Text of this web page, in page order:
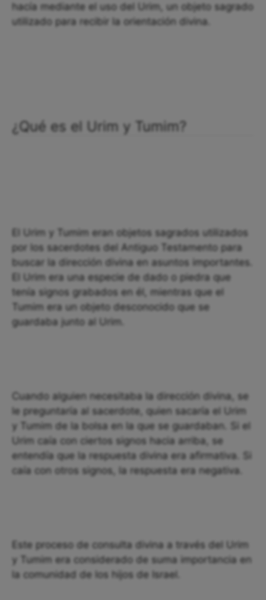
hacía mediante el uso del Urim, un objeto sagrado
utilizado para recibir la orientación divina.
¿Qué es el Urim y Tumim?
El Urim y Tumim eran objetos sagrados utilizados
por los sacerdotes del Antiguo Testamento para
buscar la dirección divina en asuntos importantes.
El Urim era una especie de dado o piedra que
tenía signos grabados en él, mientras que el
Tumim era un objeto desconocido que se
guardaba junto al Urim.
Cuando alguien necesitaba la dirección divina, se
le preguntaría al sacerdote, quien sacaría el Urim
y Tumim de la bolsa en la que se guardaban. Si el
Urim caía con ciertos signos hacia arriba, se
entendía que la respuesta divina era afirmativa. Si
caía con otros signos, la respuesta era negativa.
Este proceso de consulta divina a través del Urim
y Tumim era considerado de suma importancia en
la comunidad de los hijos de Israel.